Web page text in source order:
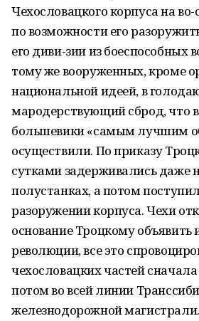
Чехословацкого корпуса на
по возможности его
его диви-зии из боеспособных
тому же вооруженных, кроме
национальной идеей, в
мародерствующий сброд, что
большевики «самым лучшим
осуществили. По приказу
сутками задерживались даже
полустанках, а потом
разоружении корпуса. Чехи
основание Троцкому объявить
революции, все это
чехословацких частей
потом во всей линии
железнодорожной